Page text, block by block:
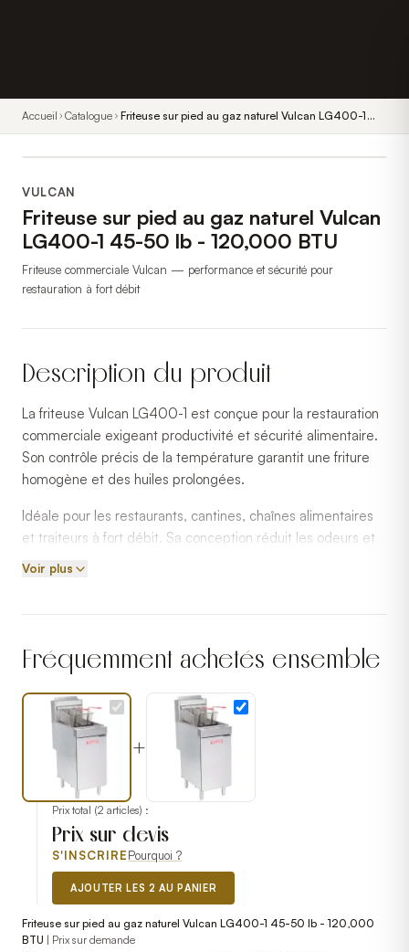
Accueil Catalogue Friteuse sur pied au gaz naturel Vulcan LG400-1
45-50 lb - 120,000 BTU
VULCAN
Friteuse sur pied au gaz naturel Vulcan
LG400-1 45-50 lb - 120,000 BTU
Friteuse commerciale Vulcan — performance et sécurité pour
restauration à fort débit
Description du produit
La friteuse Vulcan LG400-1 est conçue pour la restauration
commerciale exigeant productivité et sécurité alimentaire.
Son contrôle précis de la température garantit une friture
homogène et des huiles prolongées.
Idéale pour les restaurants, cantines, chaînes alimentaires
et traiteurs à fort débit. Sa conception réduit les odeurs et
améliore les conditions de travail en cuisine.
équipements de friture commerciaux.
Voir plus
Fréquemment achetés ensemble
+
Prix total (2 articles) :
Prix sur devis
S'INSCRIREPourquoi ?
AJOUTER LES 2 AU PANIER
Friteuse sur pied au gaz naturel Vulcan LG400-1 45-50 lb - 120,000
BTU | Prix sur demande